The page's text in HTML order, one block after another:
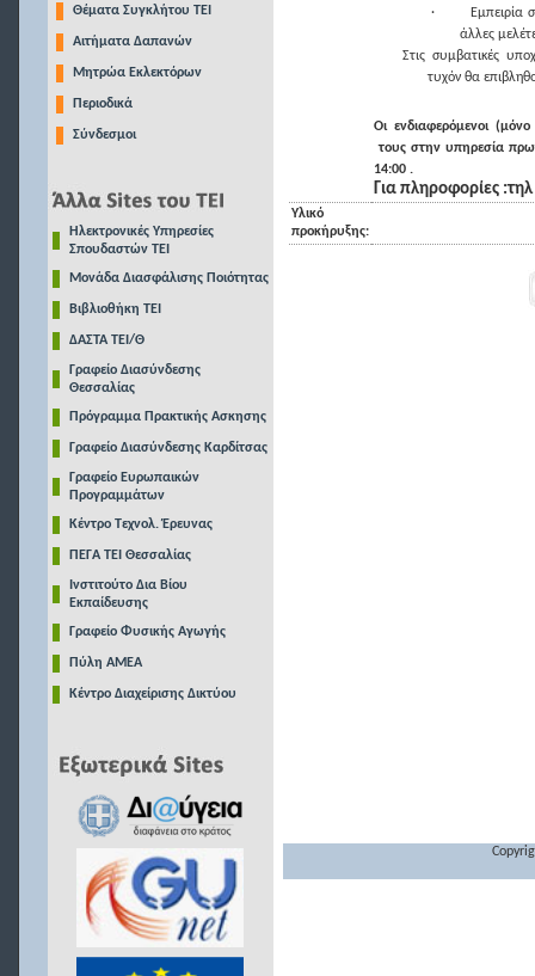
Θέματα Συγκλήτου ΤΕΙ
Αιτήματα Δαπανών
Μητρώα Εκλεκτόρων
Περιοδικά
Σύνδεσμοι
Ηλεκτρονικές Υπηρεσίες
Σπουδαστών ΤΕΙ
Μονάδα Διασφάλισης Ποιότητας
Βιβλιοθήκη ΤΕΙ
ΔΑΣΤΑ ΤΕΙ/Θ
Γραφείο Διασύνδεσης
Θεσσαλίας
Πρόγραμμα Πρακτικής Ασκησης
Γραφείο Διασύνδεσης Καρδίτσας
Γραφείο Ευρωπαικών
Προγραμμάτων
Κέντρο Τεχνολ. Έρευνας
ΠΕΓΑ ΤΕΙ Θεσσαλίας
Ινστιτούτο Δια Βίου
Εκπαίδευσης
Γραφείο Φυσικής Αγωγής
Πύλη ΑΜΕΑ
Κέντρο Διαχείρισης Δικτύου
·
Εμπειρία
άλλες
Στις συμβατικές
τυχόν θα
Οι ενδιαφερόμενοι
τους στην υπηρεσία
14:00 .
Για πληροφορίες
Υλικό
προκήρυξης: